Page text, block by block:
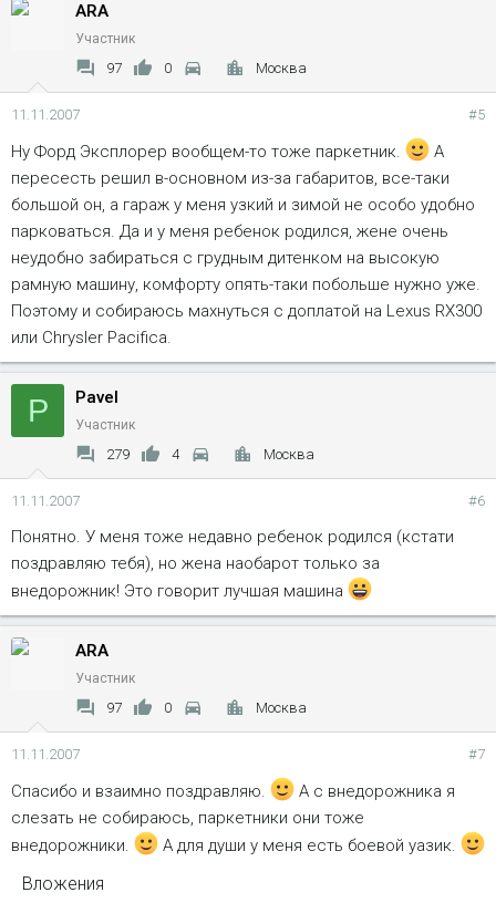
ARA
Участник
97 0 Москва
11.11.2007 #5
Ну Форд Эксплорер вообщем-то тоже паркетник.
А
пересесть решил в-основном из-за габаритов, все-таки
большой он, а гараж у меня узкий и зимой не особо удобно
парковаться. Да и у меня ребенок родился, жене очень
неудобно забираться с грудным дитенком на высокую
рамную машину, комфорту опять-таки побольше нужно уже.
Поэтому и собираюсь махнуться с доплатой на Lexus RX300
или Chrysler Pacifica.
P Pavel
Участник
279 4 Москва
11.11.2007 #6
Понятно. У меня тоже недавно ребенок родился (кстати
поздравляю тебя), но жена наобарот только за
внедорожник! Это говорит лучшая машина
ARA
Участник
97 0 Москва
11.11.2007 #7
Спасибо и взаимно поздравляю.
А с внедорожника я
слезать не собираюсь, паркетники они тоже
внедорожники.
А для души у меня есть боевой уазик.
Вложения